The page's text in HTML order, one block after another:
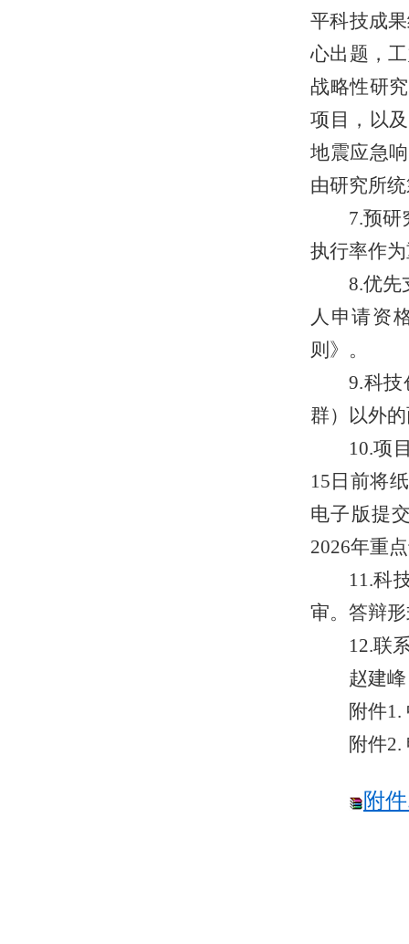
平科技成
心出题，
战略性研
项目，以
地震应急
由研究所
7.预研
执行率作
8.优先
人申请资
则》。
9.科
群）以外
10.项
15日前将
电子版提
2026年重
11.科
审。答辩
12.联
赵建
附件
附件2.
附